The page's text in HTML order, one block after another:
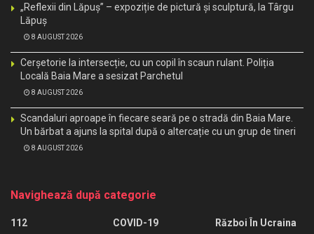
„Reflexii din Lăpuș” – expoziție de pictură și sculptură, la Târgu
Lăpuș
8 AUGUST 2026
Cerșetorie la intersecție, cu un copil în scaun rulant. Poliția
Locală Baia Mare a sesizat Parchetul
8 AUGUST 2026
Scandaluri aproape în fiecare seară pe o stradă din Baia Mare.
Un bărbat a ajuns la spital după o altercație cu un grup de tineri
8 AUGUST 2026
Navighează după categorie
112
COVID-19
Război În Ucraina